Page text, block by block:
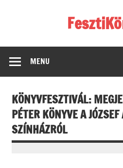
MENU
KÖNYVFESZTIVÁL:
PÉTER KÖNYVE A
SZÍNHÁZRÓL